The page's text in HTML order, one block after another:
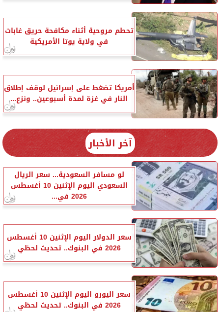
تحطم مروحية أثناء مكافحة حريق غابات
في ولاية يوتا الأمريكية
أمريكا تضغط على إسرائيل لوقف إطلاق
النار في غزة لمدة أسبوعين.. ونزع...
آخر الأخبار
لو مسافر السعودية... سعر الريال
السعودي اليوم الإثنين 10 أغسطس
2026 في...
سعر الدولار اليوم الإثنين 10 أغسطس
2026 في البنوك.. تحديث لحظي
سعر اليورو اليوم الإثنين 10 أغسطس
2026 في البنوك.. تحديث لحظي